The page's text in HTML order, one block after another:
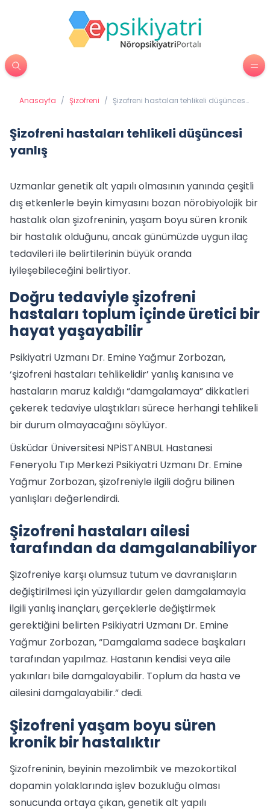
Anasayfa / Şizofreni / Şizofreni hastaları tehlikeli düşüncesi
Şizofreni hastaları tehlikeli düşüncesi
yanlış
Uzmanlar genetik alt yapılı olmasının yanında çeşitli
dış etkenlerle beyin kimyasını bozan nörobiyolojik bir
hastalık olan şizofreninin, yaşam boyu süren kronik
bir hastalık olduğunu, ancak günümüzde uygun ilaç
tedavileri ile belirtilerinin büyük oranda
iyileşebileceğini belirtiyor.
Doğru tedaviyle şizofreni
hastaları toplum içinde üretici bir
hayat yaşayabilir
Psikiyatri Uzmanı Dr. Emine Yağmur Zorbozan,
‘şizofreni hastaları tehlikelidir’ yanlış kanısına ve
hastaların maruz kaldığı “damgalamaya” dikkatleri
çekerek tedaviye ulaştıkları sürece herhangi tehlikeli
bir durum olmayacağını söylüyor.
Üsküdar Üniversitesi NPİSTANBUL Hastanesi
Feneryolu Tıp Merkezi Psikiyatri Uzmanı Dr. Emine
Yağmur Zorbozan, şizofreniyle ilgili doğru bilinen
yanlışları değerlendirdi.
Şizofreni hastaları ailesi
tarafından da damgalanabiliyor
Şizofreniye karşı olumsuz tutum ve davranışların
değiştirilmesi için yüzyıllardır gelen damgalamayla
ilgili yanlış inançları, gerçeklerle değiştirmek
gerektiğini belirten Psikiyatri Uzmanı Dr. Emine
Yağmur Zorbozan, “Damgalama sadece başkaları
tarafından yapılmaz. Hastanın kendisi veya aile
yakınları bile damgalayabilir. Toplum da hasta ve
ailesini damgalayabilir.” dedi.
Şizofreni yaşam boyu süren
kronik bir hastalıktır
Şizofreninin, beyinin mezolimbik ve mezokortikal
dopamin yolaklarında işlev bozukluğu olması
sonucunda ortaya çıkan, genetik alt yapılı